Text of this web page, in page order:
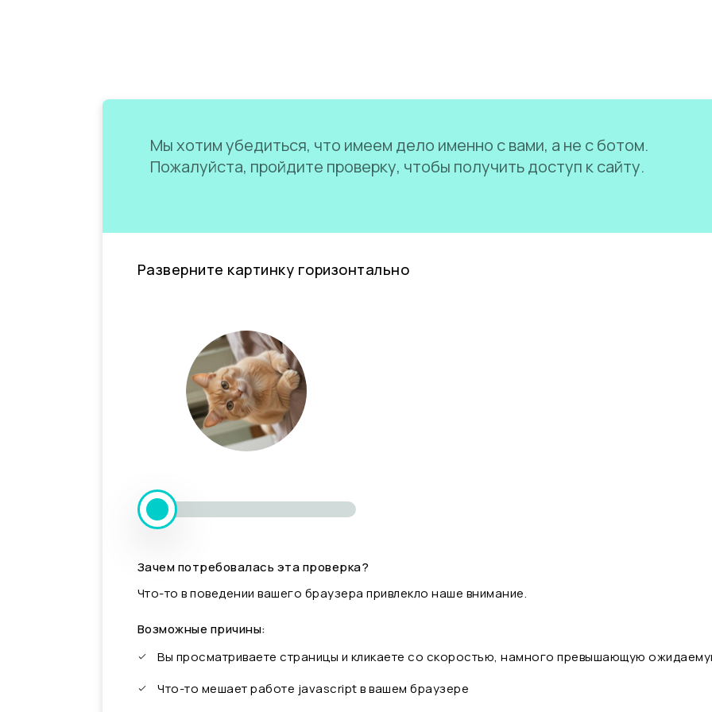
Мы хотим убедиться, что имеем дело именно с вами, а не с ботом.
Пожалуйста, пройдите проверку, чтобы получить доступ к сайту.
Разверните картинку горизонтально
Зачем потребовалась эта проверка?
Что-то в поведении вашего браузера привлекло наше внимание.
Возможные причины:
Вы просматриваете страницы и кликаете со скоростью, намного превышающую
Что-то мешает работе javascript в вашем браузере